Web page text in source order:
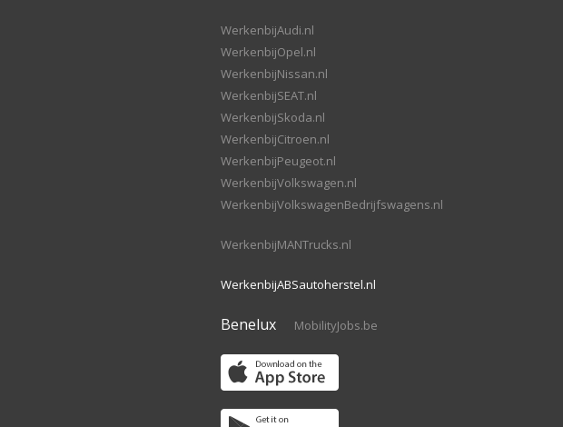
WerkenbijAudi.nl
WerkenbijOpel.nl
WerkenbijNissan.nl
WerkenbijSEAT.nl
WerkenbijSkoda.nl
WerkenbijCitroen.nl
WerkenbijPeugeot.nl
WerkenbijVolkswagen.nl
WerkenbijVolkswagenBedrijfswagens.nl
WerkenbijMANTrucks.nl
WerkenbijABSautoherstel.nl
Benelux MobilityJobs.be